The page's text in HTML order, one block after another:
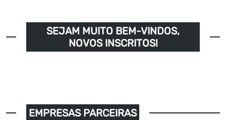
SEJAM MUITO BEM-VINDOS,
NOVOS INSCRITOS!
EMPRESAS PARCEIRAS